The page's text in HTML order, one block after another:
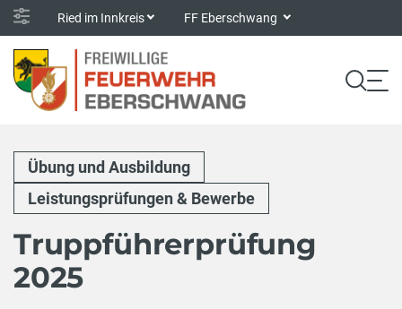
Ried im Innkreis FF Eberschwang
Übung und Ausbildung
Leistungsprüfungen & Bewerbe
Truppführerprüfung
2025